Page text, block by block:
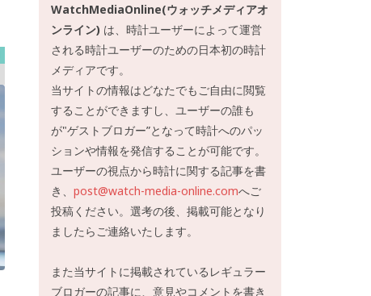
WatchMediaOnline(ウォッチメディアオ
ンライン) は、時計ユーザーによって運営
される時計ユーザーのための日本初の時計
メディアです。
当サイトの情報はどなたでもご自由に閲覧
することができますし、ユーザーの誰も
が"ゲストブロガー”となって時計へのパッ
ションや情報を発信することが可能です。
ユーザーの視点から時計に関する記事を書
き、 post@watch-media-online.comへご
投稿ください。選考の後、掲載可能となり
ましたらご連絡いたします。
また当サイトに掲載されているレギュラー
ブロガーの記事に、意見やコメントを書き